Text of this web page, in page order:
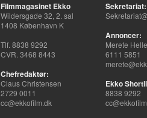
Filmmagasinet Ekko
Wildersgade 32, 2. sal
1408 København K
Tlf. 8838 9292
CVR. 3468 8443
Chefredaktør:
Claus Christensen
2729 0011
cc@ekkofilm.dk
Sekretariat:
Annoncer:
Merete
6111 5851
Ekko
8838 9292